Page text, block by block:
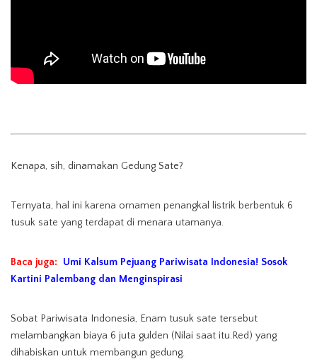
Kenapa, sih, dinamakan Gedung Sate?
Ternyata, hal ini karena ornamen penangkal listrik berbentuk 6
tusuk sate yang terdapat di menara utamanya.
Baca juga:
Umi Kalsum Pejuang Pariwisata Indonesia! Sosok
Kartini Palembang dan Menginspirasi
Sobat Pariwisata Indonesia, Enam tusuk sate tersebut
melambangkan biaya 6 juta gulden (Nilai saat itu.Red) yang
dihabiskan untuk membangun gedung.